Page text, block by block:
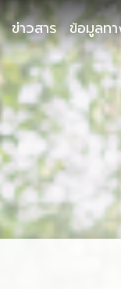
ข่าวสาร ข้อมูลท